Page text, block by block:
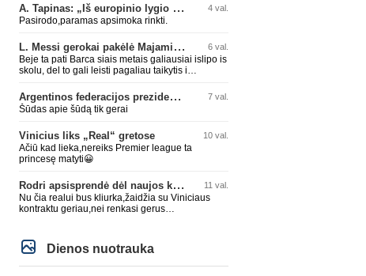
A. Tapinas: „Iš europinio lygio komandos gavom gerų pamokų“ 4 val.
Pasirodo,paramas apsimoka rinkti.
L. Messi gerokai pakėlė Majamio „Inter“ komandos vertę 6 val.
Beje ta pati Barca siais metais galiausiai islipo is
skolu, del to gali leisti pagaliau taikytis i
visa Julian Alvarez saga.
Argentinos federacijos prezidentas C. Tapia negailėjo pagyrų G. Infantino 7 val.
Šūdas apie šūdą tik gerai
Vinicius liks „Real“ gretose 10 val.
Ačiū kad lieka,nereiks Premier league ta
princesę matyti😀
Rodri apsisprendė dėl naujos komandos 11 val.
Nu čia realui bus kliurka,žaidžia su Viniciaus
kontraktu geriau,nei renkasi gerus
Dienos nuotrauka